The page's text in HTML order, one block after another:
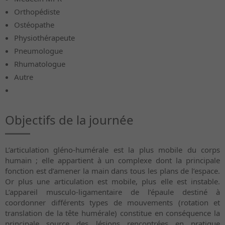
Orthopédiste
Ostéopathe
Physiothérapeute
Pneumologue
Rhumatologue
Autre
Objectifs de la journée
L’articulation gléno-humérale est la plus mobile du corps
humain ; elle appartient à un complexe dont la principale
fonction est d’amener la main dans tous les plans de l’espace.
Or plus une articulation est mobile, plus elle est instable.
L’appareil musculo-ligamentaire de l’épaule destiné à
coordonner différents types de mouvements (rotation et
translation de la tête humérale) constitue en conséquence la